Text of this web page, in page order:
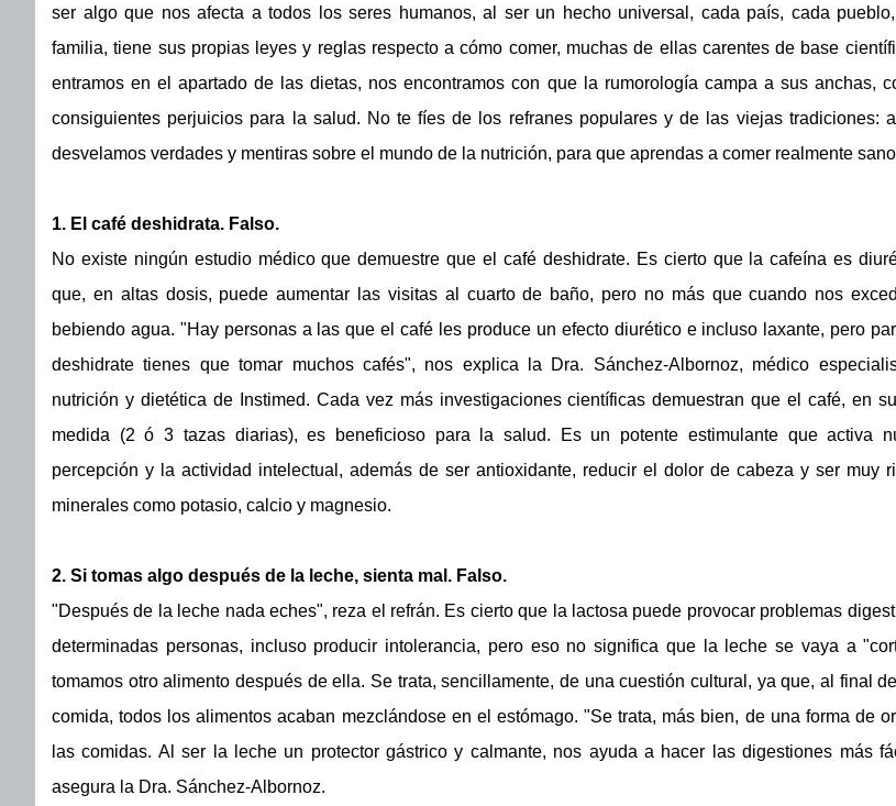
ser algo que nos afecta a todos los seres humanos, al ser un hecho universal, cada país, cada
familia, tiene sus propias leyes y reglas respecto a cómo comer, muchas de ellas carentes de base
entramos en el apartado de las dietas, nos encontramos con que la rumorología campa a sus anchas,
consiguientes perjuicios para la salud. No te fíes de los refranes populares y de las viejas tradiciones:
desvelamos verdades y mentiras sobre el mundo de la nutrición, para que aprendas a comer realmente
1. El café deshidrata. Falso.
No existe ningún estudio médico que demuestre que el café deshidrate. Es cierto que la cafeína es
que, en altas dosis, puede aumentar las visitas al cuarto de baño, pero no más que cuando nos
bebiendo agua. "Hay personas a las que el café les produce un efecto diurético e incluso laxante, pero
deshidrate tienes que tomar muchos cafés", nos explica la Dra. Sánchez-Albornoz, médico
nutrición y dietética de Instimed. Cada vez más investigaciones científicas demuestran que el café, en
medida (2 ó 3 tazas diarias), es beneficioso para la salud. Es un potente estimulante que activa
percepción y la actividad intelectual, además de ser antioxidante, reducir el dolor de cabeza y ser muy
minerales como potasio, calcio y magnesio.
2. Si tomas algo después de la leche, sienta mal. Falso.
"Después de la leche nada eches", reza el refrán. Es cierto que la lactosa puede provocar problemas
determinadas personas, incluso producir intolerancia, pero eso no significa que la leche se vaya a
tomamos otro alimento después de ella. Se trata, sencillamente, de una cuestión cultural, ya que, al final
comida, todos los alimentos acaban mezclándose en el estómago. "Se trata, más bien, de una forma de
las comidas. Al ser la leche un protector gástrico y calmante, nos ayuda a hacer las digestiones más
asegura la Dra. Sánchez-Albornoz.